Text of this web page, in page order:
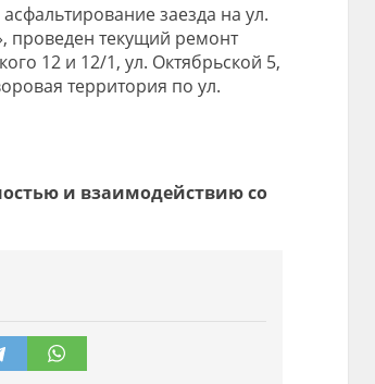
заезда на ул.
проведен текущий ремонт
12 и 12/1, ул. Октябрьской 5,
территория по ул.
и взаимодействию со